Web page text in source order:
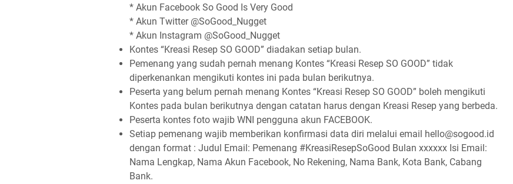
* Akun Facebook So Good Is Very Good
* Akun Twitter @SoGood_Nugget
* Akun Instagram @SoGood_Nugget
Kontes “Kreasi Resep SO GOOD” diadakan setiap bulan.
Pemenang yang sudah pernah menang Kontes “Kreasi Resep SO GOOD” tidak
diperkenankan mengikuti kontes ini pada bulan berikutnya.
Peserta yang belum pernah menang Kontes “Kreasi Resep SO GOOD” boleh mengikuti
Kontes pada bulan berikutnya dengan catatan harus dengan Kreasi Resep yang berbeda.
Peserta kontes foto wajib WNI pengguna akun FACEBOOK.
Setiap pemenang wajib memberikan konfirmasi data diri melalui email hello@sogood.id
dengan format : Judul Email: Pemenang #KreasiResepSoGood Bulan xxxxxx Isi Email:
Nama Lengkap, Nama Akun Facebook, No Rekening, Nama Bank, Kota Bank, Cabang
Bank.